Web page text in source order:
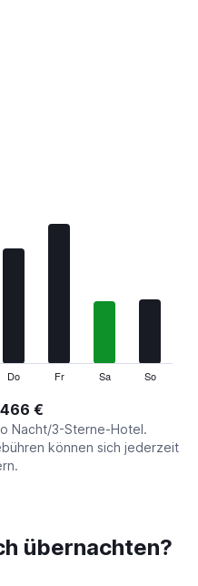
Do Fr Sa So
€
Nacht/3-Sterne-Hotel.
können sich jederzeit
übernachten?